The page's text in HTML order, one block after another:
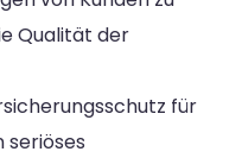
Qualität der
für
seriöses